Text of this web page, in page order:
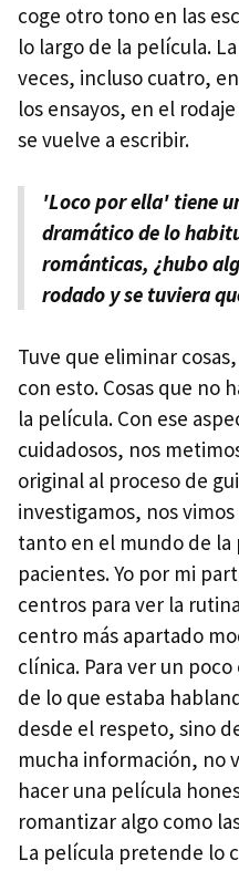
coge otro tono en las
lo largo de la película.
veces, incluso cuatro,
los ensayos, en el
se vuelve a escribir.
'Loco por ella' tiene
dramático de lo
románticas, ¿hubo
rodado y se tuviera
Tuve que eliminar
con esto. Cosas que no
la película. Con ese
cuidadosos, nos
original al proceso de
investigamos, nos
tanto en el mundo de la
pacientes. Yo por mi
centros para ver la
centro más apartado
clínica. Para ver un
de lo que estaba
desde el respeto, sino
mucha información, no
hacer una película
romantizar algo como
La película pretende lo